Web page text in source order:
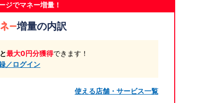
ジでマネー増量！
増量の内訳
最大0円分獲得できます！
／ログイン
使える店舗・サービス一覧